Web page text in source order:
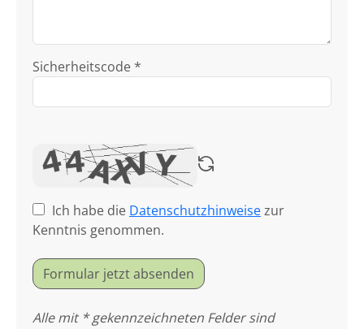
Sicherheitscode *
Ich habe die Datenschutzhinweisezur
Kenntnis genommen.
Formular jetzt absenden
Alle mit * gekennzeichneten Felder sind